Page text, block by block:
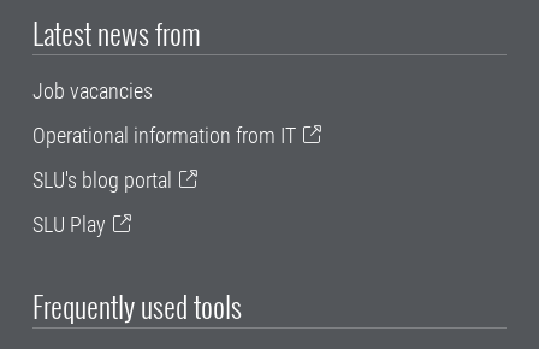
Latest news from
Job vacancies
Operational information from IT
SLU's blog portal
SLU Play
Frequently used tools